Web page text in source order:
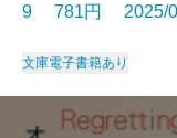
9 781円 2025/
文庫電子書籍あり